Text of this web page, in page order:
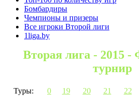
Бомбардиры
Чемпионы и призеры
Все игроки Второй лиги
1liga.by
Вторая лига - 2015
турнир
Туры: 0 19 20 21 22